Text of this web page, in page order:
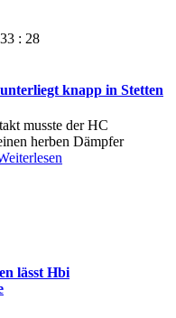
33 : 28
knapp in Stetten
musste der HC
herben Dämpfer
lässt Hbi